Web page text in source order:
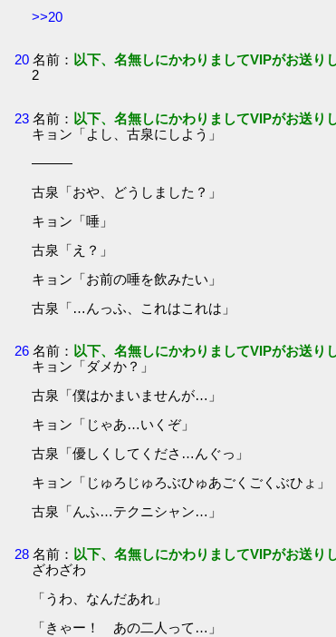
>>20
20 名前： 以下、名無しにかわりましてVIPがお送り
2
23 名前： 以下、名無しにかわりましてVIPがお送り
キョン「よし、古泉にしよう」
―――
古泉「おや、どうしました？」
キョン「唾」
古泉「え？」
キョン「お前の唾を飲みたい」
古泉「…んっふ、これはこれは」
26 名前： 以下、名無しにかわりましてVIPがお送り
キョン「ダメか？」
古泉「僕はかまいませんが…」
キョン「じゃあ…いくぞ」
古泉「優しくしてくださ…んぐっ」
キョン「じゅろじゅろぶひゅあごくごくぶひょ」
古泉「んふ…テクニシャン…」
28 名前： 以下、名無しにかわりましてVIPがお送り
ざわざわ
「うわ、なんだあれ」
「きゃー！ あの二人って…」